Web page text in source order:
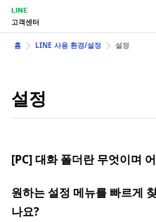
LINE
고객센터
홈 LINE 사용 환경/설정 설정
설정
[PC] 대화 폴더란 무엇이며
원하는 설정 메뉴를 빠르게
나요?